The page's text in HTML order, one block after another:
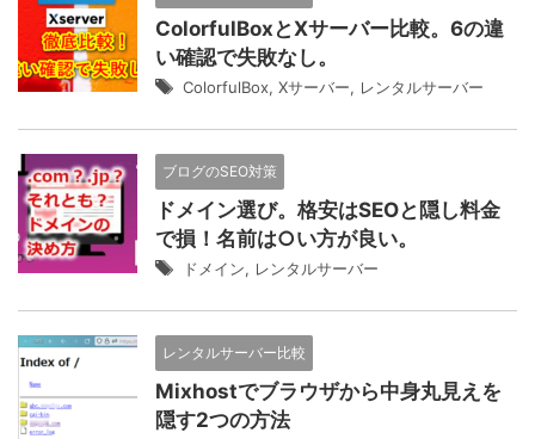
ColorfulBoxとXサーバー比較。6の違
い確認で失敗なし。
ColorfulBox, Xサーバー, レンタルサーバー
ブログのSEO対策
ドメイン選び。格安はSEOと隠し料金
で損！名前は○い方が良い。
ドメイン, レンタルサーバー
レンタルサーバー比較
Mixhostでブラウザから中身丸見えを
隠す2つの方法